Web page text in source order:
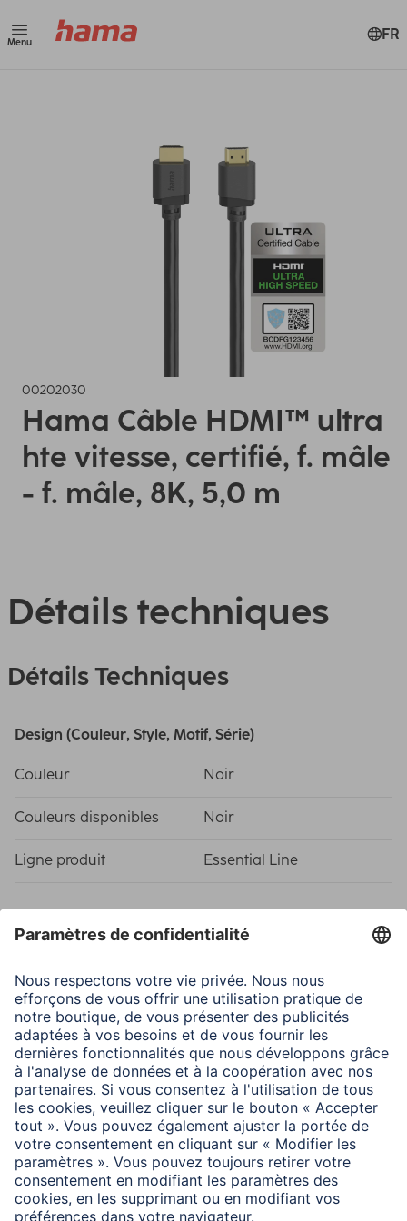
Menu FR
00202030
Hama Câble HDMI™ ultra
hte vitesse, certifié, f. mâle
- f. mâle, 8K, 5,0 m
Détails techniques
Détails Techniques
Design (Couleur, Style, Motif, Série)
Couleur Noir
Couleurs disponibles Noir
Ligne produit Essential Line
Qualité
Qualité Essentiel
Connexions
Bande passante 1200 MHz
Connecteur HDMI mâle
Taux de Transfert 48 Gbit/s